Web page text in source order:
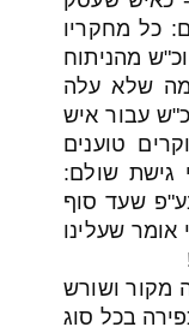
כל מחקריו
מהניתוח
מה שלא עלה
עבור איש
טוענים
גישת שולם:
שעד סוף
אומר שעלינו
מקור ושורש
בכל סוג